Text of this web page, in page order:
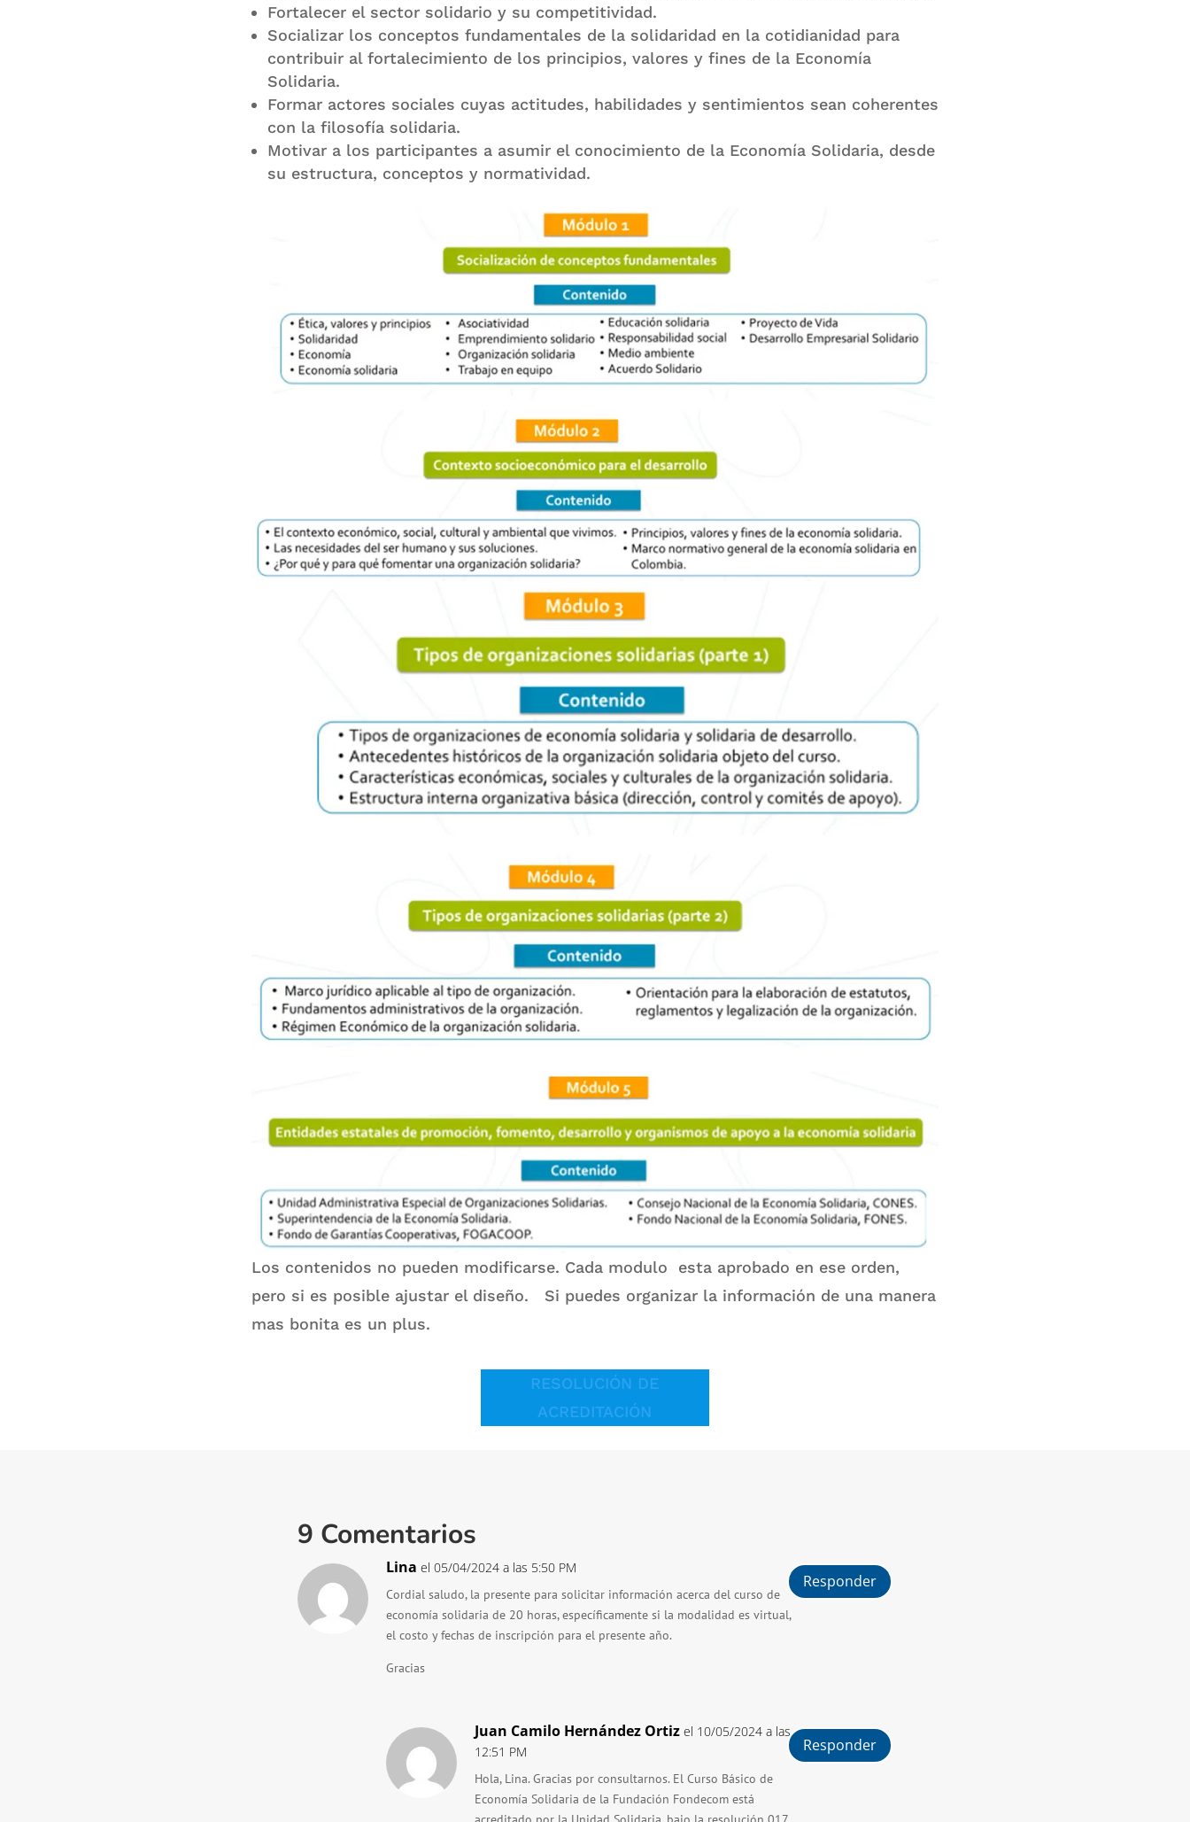
Fortalecer el sector solidario y su competitividad.
Socializar los conceptos fundamentales de la solidaridad en la cotidianidad para
contribuir al fortalecimiento de los principios, valores y fines de la Economía
Solidaria.
Formar actores sociales cuyas actitudes, habilidades y sentimientos sean coherentes
con la filosofía solidaria.
Motivar a los participantes a asumir el conocimiento de la Economía Solidaria, desde
su estructura, conceptos y normatividad.
Los contenidos no pueden modificarse. Cada modulo esta aprobado en ese orden,
pero si es posible ajustar el diseño. Si puedes organizar la información de una manera
mas bonita es un plus.
RESOLUCIÓN DE
ACREDITACIÓN
9 Comentarios
Lina el 05/04/2024 a las 5:50 PM
Cordial saludo, la presente para solicitar información acerca del curso de
economía solidaria de 20 horas, específicamente si la modalidad es virtual,
el costo y fechas de inscripción para el presente año.
Gracias
Responder
Juan Camilo Hernández Ortiz el 10/05/2024 a las
12:51 PM
Hola, Lina. Gracias por consultarnos. El Curso Básico de
Economía Solidaria de la Fundación Fondecom está
Responder